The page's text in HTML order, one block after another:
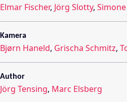
Elmar Fischer, Jörg Slotty,
Kamera
Bjørn Haneld, Grischa Schmitz,
Author
Jörg Tensing, Marc Elsberg